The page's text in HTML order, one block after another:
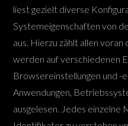
liest gezielt diverse
Systemeigenschaften von
aus. Hierzu zählt allen
werden auf verschiedenen
Browsereinstellungen und -
Anwendungen,
ausgelesen. Jedes einzelne